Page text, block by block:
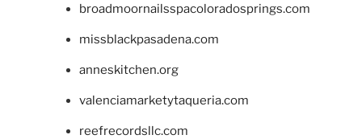
broadmoornailsspacoloradosprings.com
missblackpasadena.com
anneskitchen.org
valenciamarketytaqueria.com
reefrecordsllc.com